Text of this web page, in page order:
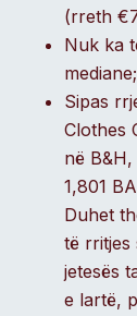
(rreth
Nuk ka
mediane;
Sipas
Clothes
në
1,801
Duhet
të rritjes
jetesës
e lartë,